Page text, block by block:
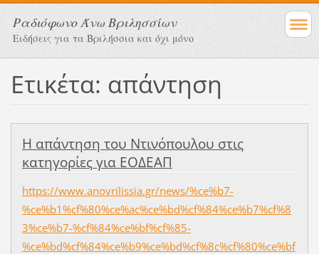
Ραδιόφωνο Άνω Βριλησσίων
Ειδήσεις για τα Βριλήσσια και όχι μόνο
Ετικέτα: απάντηση
Η απάντηση του Ντινόπουλου στις
κατηγορίες για ΕΟΔΕΑΠ
https://www.anovrilissia.gr/news/%ce%b7-
%ce%b1%cf%80%ce%ac%ce%bd%cf%84%ce%b7%cf%8
3%ce%b7-%cf%84%ce%bf%cf%85-
%ce%bd%cf%84%ce%b9%ce%bd%cf%8c%cf%80%ce%bf